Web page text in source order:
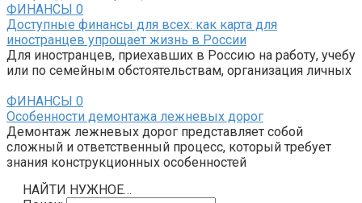
ФИНАНСЫ 0
Доступные финансы для всех: как карта для
иностранцев упрощает жизнь в России
Для иностранцев, приехавших в Россию на работу, учебу
или по семейным обстоятельствам, организация личных
ФИНАНСЫ 0
Особенности демонтажа лежневых дорог
Демонтаж лежневых дорог представляет собой
сложный и ответственный процесс, который требует
знания конструкционных особенностей
НАЙТИ НУЖНОЕ…